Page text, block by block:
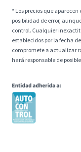
* Los precios que
posibilidad de error,
control. Cualquier
establecidos por la fecha
compromete a actualizar
hará responsable de